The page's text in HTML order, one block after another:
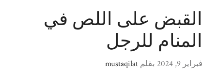
القبض على اللص في
المنام للرجل
فبراير 9, 2024 بقلم mustaqilat